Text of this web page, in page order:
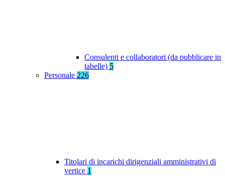
Consulenti e collaboratori (da pubblicare in
tabelle) 5
Personale 226
Titolari di incarichi dirigenziali amministrativi di
vertice 1